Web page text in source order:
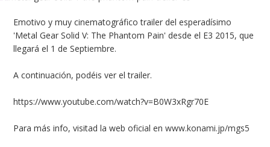
Emotivo y muy cinematográfico trailer del esperadísimo
'Metal Gear Solid V: The Phantom Pain' desde el E3 2015, que
llegará el 1 de Septiembre.
A continuación, podéis ver el trailer.
https://www.youtube.com/watch?v=B0W3xRgr70E
Para más info, visitad la web oficial enwww.konami.jp/mgs5